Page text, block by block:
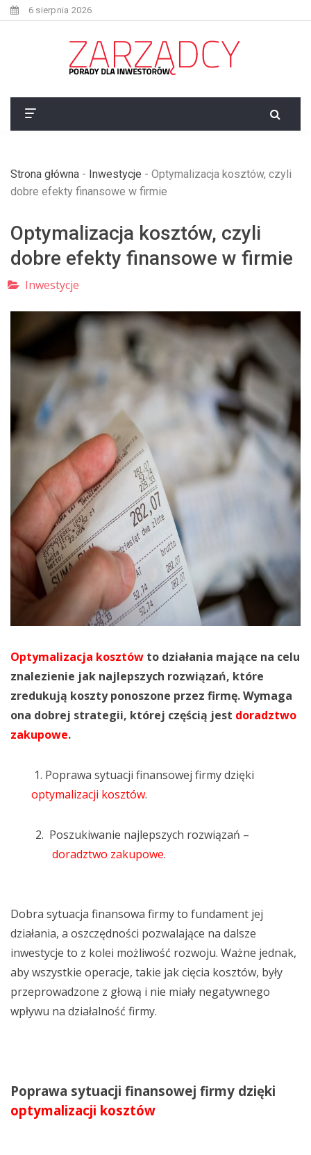
6 sierpnia 2026
Strona główna - Inwestycje - Optymalizacja kosztów, czyli
dobre efekty finansowe w firmie
Optymalizacja kosztów, czyli
dobre efekty finansowe w firmie
Inwestycje
Optymalizacja kosztów to działania mające na celu
znalezienie jak najlepszych rozwiązań, które
zredukują koszty ponoszone przez firmę. Wymaga
ona dobrej strategii, której częścią jest doradztwo
zakupowe.
1. Poprawa sytuacji finansowej firmy dzięki
optymalizacji kosztów.
2. Poszukiwanie najlepszych rozwiązań –
doradztwo zakupowe.
Dobra sytuacja finansowa firmy to fundament jej
działania, a oszczędności pozwalające na dalsze
inwestycje to z kolei możliwość rozwoju. Ważne jednak,
aby wszystkie operacje, takie jak cięcia kosztów, były
przeprowadzone z głową i nie miały negatywnego
wpływu na działalność firmy.
Poprawa sytuacji finansowej firmy dzięki
optymalizacji kosztów